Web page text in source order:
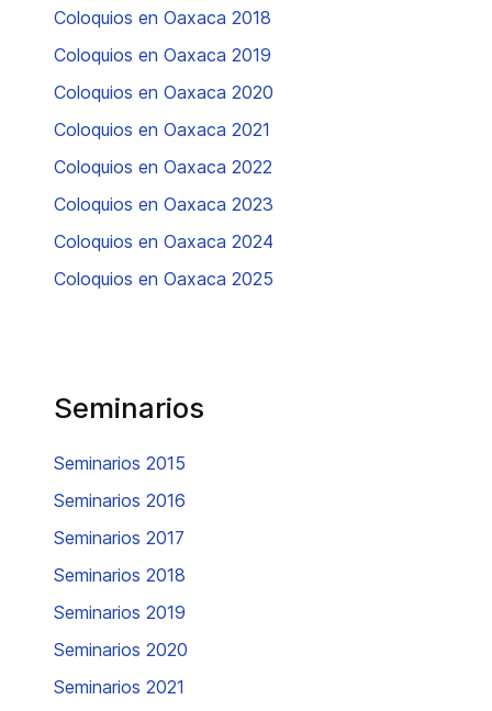
Coloquios en Oaxaca 2018
Coloquios en Oaxaca 2019
Coloquios en Oaxaca 2020
Coloquios en Oaxaca 2021
Coloquios en Oaxaca 2022
Coloquios en Oaxaca 2023
Coloquios en Oaxaca 2024
Coloquios en Oaxaca 2025
Seminarios
Seminarios 2015
Seminarios 2016
Seminarios 2017
Seminarios 2018
Seminarios 2019
Seminarios 2020
Seminarios 2021